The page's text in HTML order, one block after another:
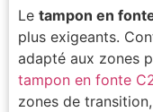
Le tampon en
plus exigeants.
adapté aux zones
tampon en fonte
zones de